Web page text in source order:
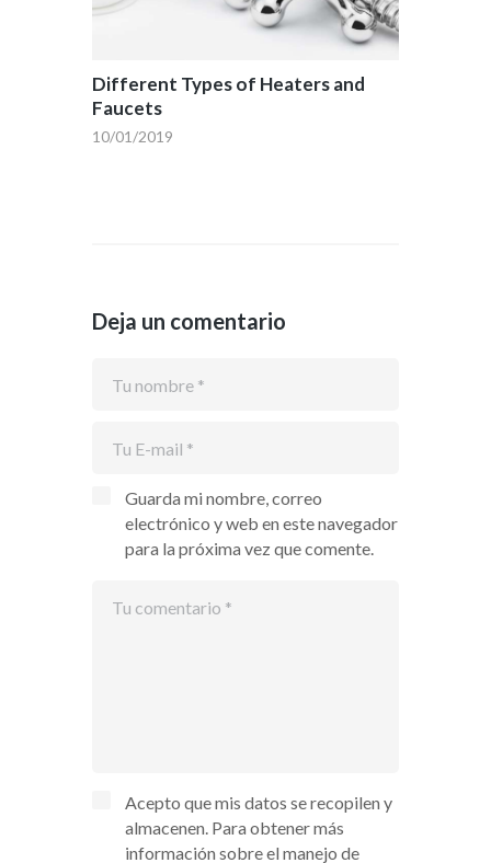
Different Types of Heaters and
Faucets
10/01/2019
Deja un comentario
Guarda mi nombre, correo
electrónico y web en este navegador
para la próxima vez que comente.
Acepto que mis datos se recopilen y
almacenen. Para obtener más
información sobre el manejo de